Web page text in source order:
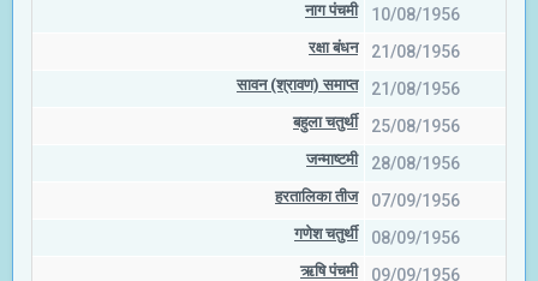
नाग पंचमी 10/08/1956
रक्षा बंधन 21/08/1956
सावन (श्रावण) समाप्त 21/08/1956
बहुला चतुर्थी 25/08/1956
जन्माष्टमी 28/08/1956
हरतालिका तीज 07/09/1956
गणेश चतुर्थी 08/09/1956
ऋषि पंचमी 09/09/1956